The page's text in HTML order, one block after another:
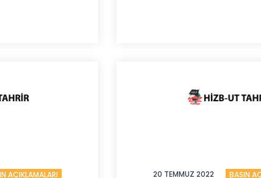
AÇIKLAMALARI 20 TEMMUZ 2022 BASIN